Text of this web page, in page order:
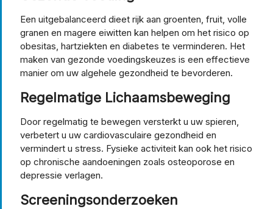
Een uitgebalanceerd dieet rijk aan groenten, fruit, volle
granen en magere eiwitten kan helpen om het risico op
obesitas, hartziekten en diabetes te verminderen. Het
maken van gezonde voedingskeuzes is een effectieve
manier om uw algehele gezondheid te bevorderen.
Regelmatige Lichaamsbeweging
Door regelmatig te bewegen versterkt u uw spieren,
verbetert u uw cardiovasculaire gezondheid en
vermindert u stress. Fysieke activiteit kan ook het risico
op chronische aandoeningen zoals osteoporose en
depressie verlagen.
Screeningsonderzoeken